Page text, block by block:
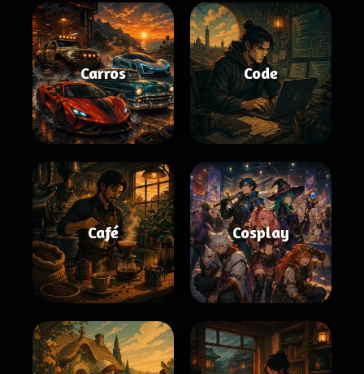
Carros Code
Café Cosplay